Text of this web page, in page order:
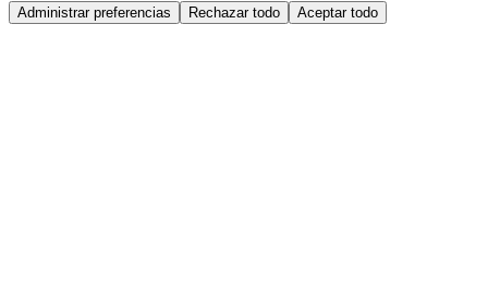
Administrar preferencias Rechazar todo Aceptar todo